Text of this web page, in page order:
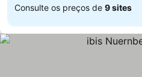
Consulte os preços de 9 sites